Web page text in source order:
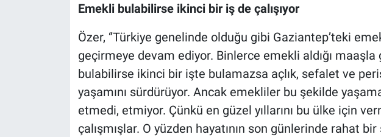
Emekli bulabilirse ikinci bir iş de çalışıyor
Özer, ‘’Türkiye genelinde olduğu gibi Gaziantep’teki
geçirmeye devam ediyor. Binlerce emekli aldığı
bulabilirse ikinci bir işte bulamazsa açlık, sefalet ve
yaşamını sürdürüyor. Ancak emekliler bu şekilde
etmedi, etmiyor. Çünkü en güzel yıllarını bu ülke için
çalışmışlar. O yüzden hayatının son günlerinde rahat